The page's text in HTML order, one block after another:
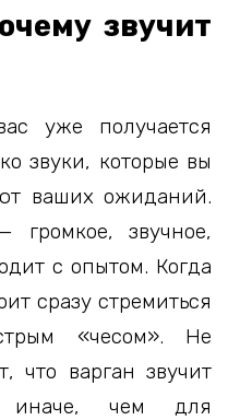
звучит
уже получается
звуки, которые вы
ваших ожиданий.
громкое, звучное,
с опытом. Когда
сразу стремиться
«чесом». Не
что варган звучит
иначе, чем для